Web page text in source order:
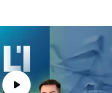
play_arrow